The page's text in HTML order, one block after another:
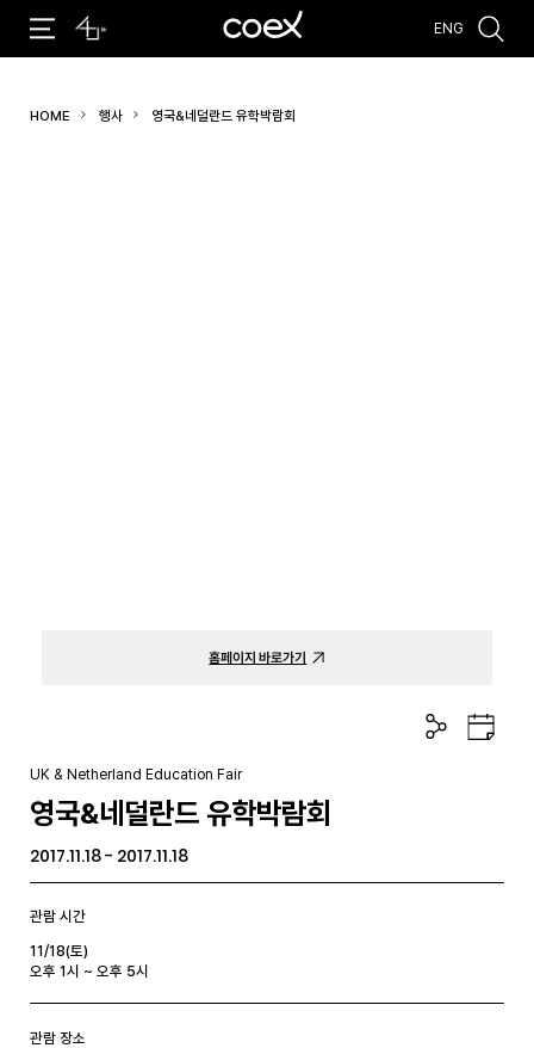
#코엑스 전시 #행사 #주차안내
ENG
HOME 행사 영국&네덜란드 유학박람회
홈페이지 바로가기
공
유
구
글
UK & Netherland Education Fair
영국&네덜란드 유학박람회
2017.11.18 - 2017.11.18
관람 시간
11/18(토)
오후 1시 ~ 오후 5시
관람 장소